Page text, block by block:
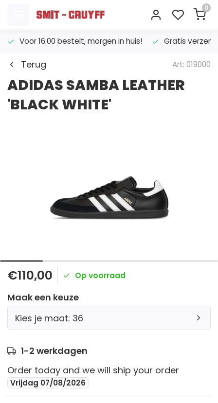
0
Voor 16:00 bestelt, morgen in huis! Gratis
Terug Art: 019000
ADIDAS SAMBA LEATHER
'BLACK WHITE'
€110,00 Op voorraad
Maak een keuze
Kies je maat: 36
1-2 werkdagen
Order today and we will ship your order
Vrijdag 07/08/2026